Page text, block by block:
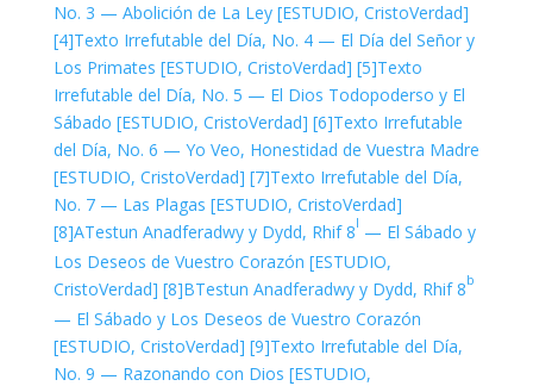
No. 3 — Abolición de La Ley [ESTUDIO, CristoVerdad]
[4]Texto Irrefutable del Día, No. 4 — El Día del Señor y
Los Primates [ESTUDIO, CristoVerdad] [5]Texto
Irrefutable del Día, No. 5 — El Dios Todopoderso y El
Sábado [ESTUDIO, CristoVerdad] [6]Texto Irrefutable
del Día, No. 6 — Yo Veo, Honestidad de Vuestra Madre
[ESTUDIO, CristoVerdad] [7]Texto Irrefutable del Día,
No. 7 — Las Plagas [ESTUDIO, CristoVerdad]
[8]ATestun Anadferadwy y Dydd, Rhif 8I — El Sábado y
Los Deseos de Vuestro Corazón [ESTUDIO,
CristoVerdad] [8]BTestun Anadferadwy y Dydd, Rhif 8b
— El Sábado y Los Deseos de Vuestro Corazón
[ESTUDIO, CristoVerdad] [9]Texto Irrefutable del Día,
No. 9 — Razonando con Dios [ESTUDIO,